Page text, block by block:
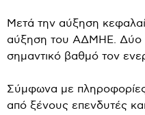
Μετά την αύξηση
αύξηση του ΑΔΜΗΕ. Δύο
σημαντικό βαθμό τον
Σύμφωνα με
από ξένους επενδυτές